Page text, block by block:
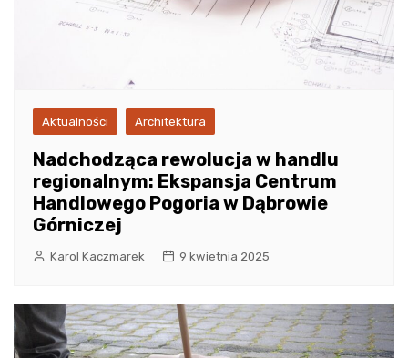
Aktualności Architektura
Nadchodząca rewolucja w handlu
regionalnym: Ekspansja Centrum
Handlowego Pogoria w Dąbrowie
Górniczej
Karol Kaczmarek 9 kwietnia 2025